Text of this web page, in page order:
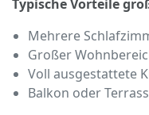
Typische Vorteile
Mehrere
Großer
Voll ausgestattete
Balkon oder